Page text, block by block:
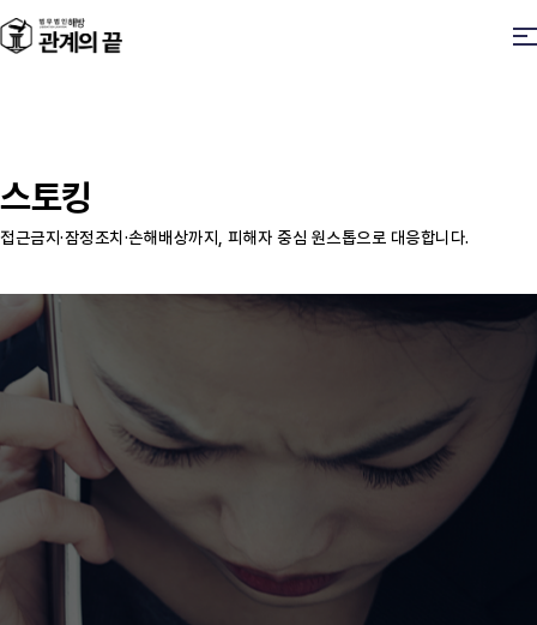
스토킹
접근금지·잠정조치·손해배상까지, 피해자 중심 원스톱으로 대응합니다.